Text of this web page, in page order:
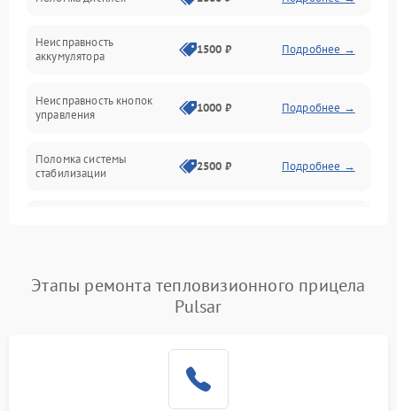
Неисправность
аккумулятора
1500 ₽ Подробнее →
Неисправность кнопок
управления
1000 ₽ Подробнее →
Поломка системы
стабилизации
2500 ₽ Подробнее →
Неисправность системы
Wi-Fi
1500 ₽ Подробнее →
1500 ₽
Этапы ремонта тепловизионного прицела
Pulsar